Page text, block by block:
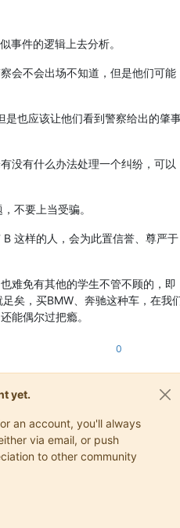
事件的逻辑上去分析。
会不会出场不知道，但是他们可能
也应该让他们看到警察给出的肇
没有什么办法处理一个纠纷，可以
不要上当受骗。
这样的人，会为此置信誉、尊严于
难免有其他的学生不管不顾的，即
矣，买BMW、奔驰这种车，在我
能偶尔过把瘾。
0
yet.
an account, you'll always
via email, or push
to other community